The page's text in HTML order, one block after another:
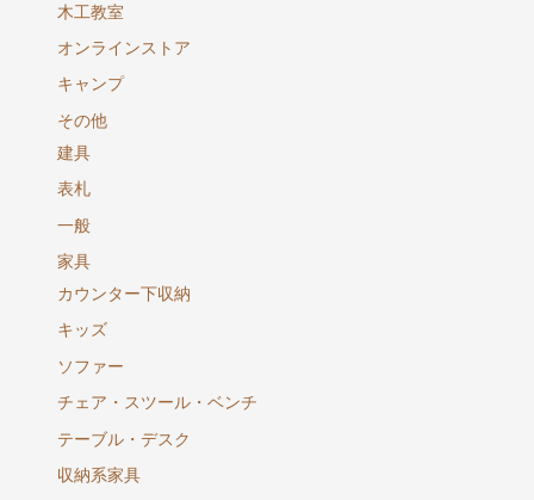
木工教室
オンラインストア
キャンプ
その他
建具
表札
一般
家具
カウンター下収納
キッズ
ソファー
チェア・スツール・ベンチ
テーブル・デスク
収納系家具